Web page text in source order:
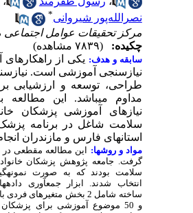
نصرالله‌پور شیروانی
مرکز تحقیقات عوامل اجتماعی
چکیده:
سابقه و هدف:یکیاز راهکارهای
نیازسنجی آموزشی است.
طراحی، توسعه و ارزشیابی
مداوم
می­باشد. این مطالعه
نیازهای آموزشی پزشکان
سلامت شاغل در برنامه پزشک
استان­های فارس و مازندران
مواد و روشها:
گرفت. جامعه پژوهش پزشکان
سلامت بودند که به صورت
انتخاب شدند. ابزار جمع­آوری